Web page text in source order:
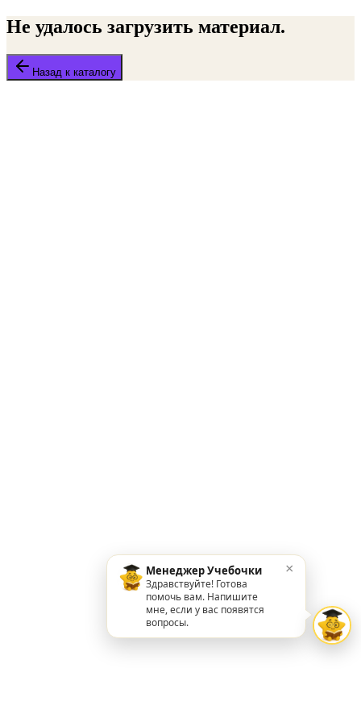
Не удалось загрузить материал.
Назад к каталогу
Менеджер Учебочки
Здравствуйте! Готова
помочь вам. Напишите
мне, если у вас появятся
вопросы.
×